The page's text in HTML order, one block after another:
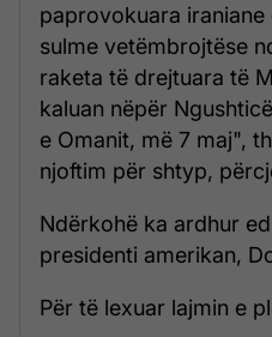
paprovokuara
sulme vetëmbrojtëse
raketa të drejtuara të
kaluan nëpër
e Omanit, më 7 maj",
njoftim për shtyp,
Ndërkohë ka ardhur
presidenti amerikan,
Për të lexuar lajmin e